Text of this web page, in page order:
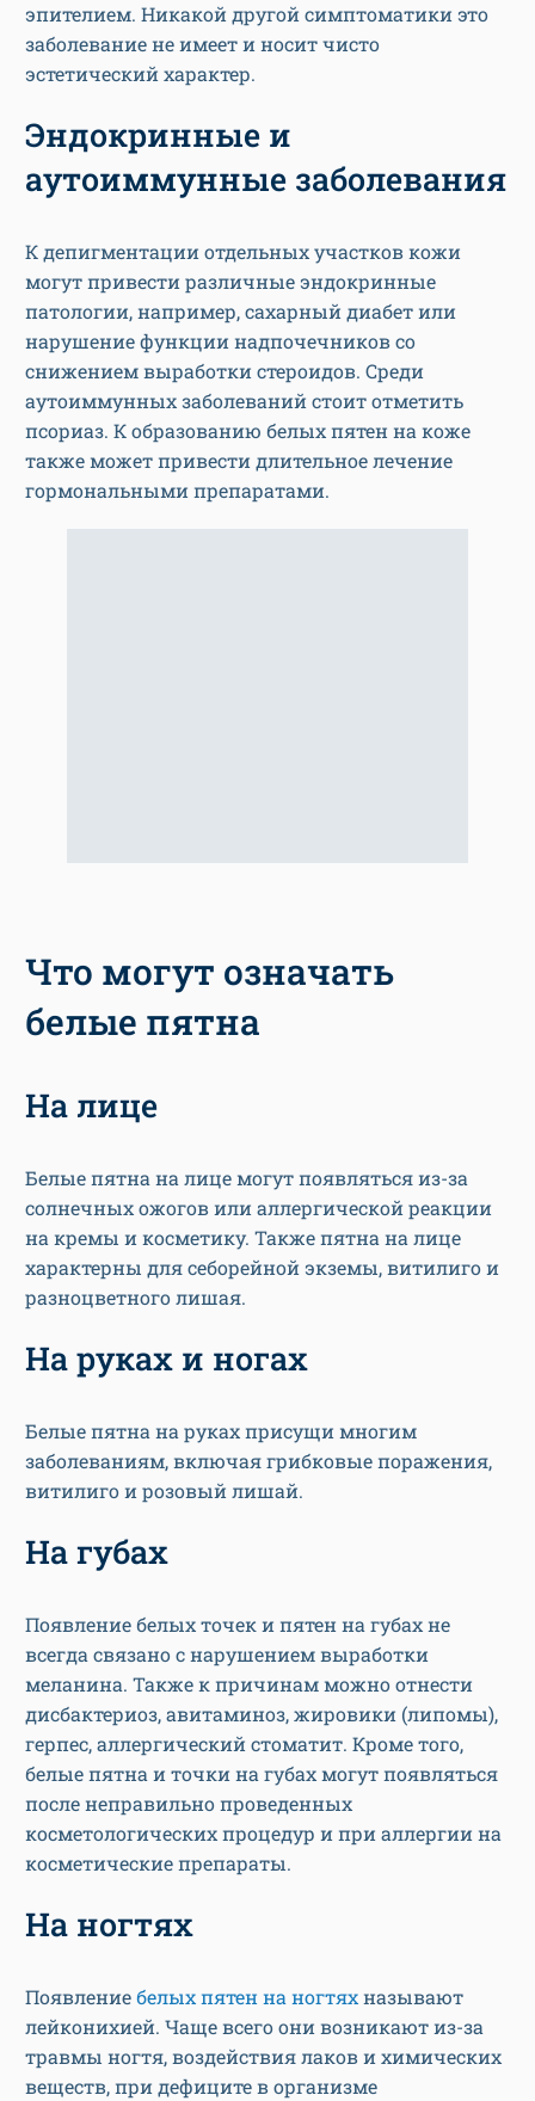
эпителием. Никакой другой симптоматики это
заболевание не имеет и носит чисто
эстетический характер.
Эндокринные и
аутоиммунные заболевания
К депигментации отдельных участков кожи
могут привести различные эндокринные
патологии, например, сахарный диабет или
нарушение функции надпочечников со
снижением выработки стероидов. Среди
аутоиммунных заболеваний стоит отметить
псориаз. К образованию белых пятен на коже
также может привести длительное лечение
гормональными препаратами.
Что могут означать
белые пятна
На лице
Белые пятна на лице могут появляться из-за
солнечных ожогов или аллергической реакции
на кремы и косметику. Также пятна на лице
характерны для себорейной экземы, витилиго и
разноцветного лишая.
На руках и ногах
Белые пятна на руках присущи многим
заболеваниям, включая грибковые поражения,
витилиго и розовый лишай.
На губах
Появление белых точек и пятен на губах не
всегда связано с нарушением выработки
меланина. Также к причинам можно отнести
дисбактериоз, авитаминоз, жировики (липомы),
герпес, аллергический стоматит. Кроме того,
белые пятна и точки на губах могут появляться
после неправильно проведенных
косметологических процедур и при аллергии на
косметические препараты.
На ногтях
Появлениебелых пятен на ногтяхназывают
лейконихией. Чаще всего они возникают из-за
травмы ногтя, воздействия лаков и химических
веществ, при дефиците в организме